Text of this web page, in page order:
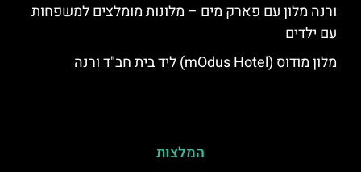
ורנה מלון עם פארק מים – מלונות מומלצים למשפחות
עם ילדים
מלון מודוס (mOdus Hotel) ליד בית חב"ד ורנה
המלצות